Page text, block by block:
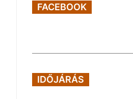
FACEBOOK
IDŐJÁRÁS